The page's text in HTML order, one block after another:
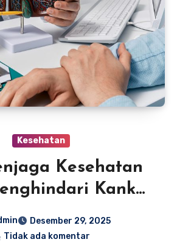
Kesehatan
Kesehatan
Kanker
Desember 29, 2025
Tidak ada komentar